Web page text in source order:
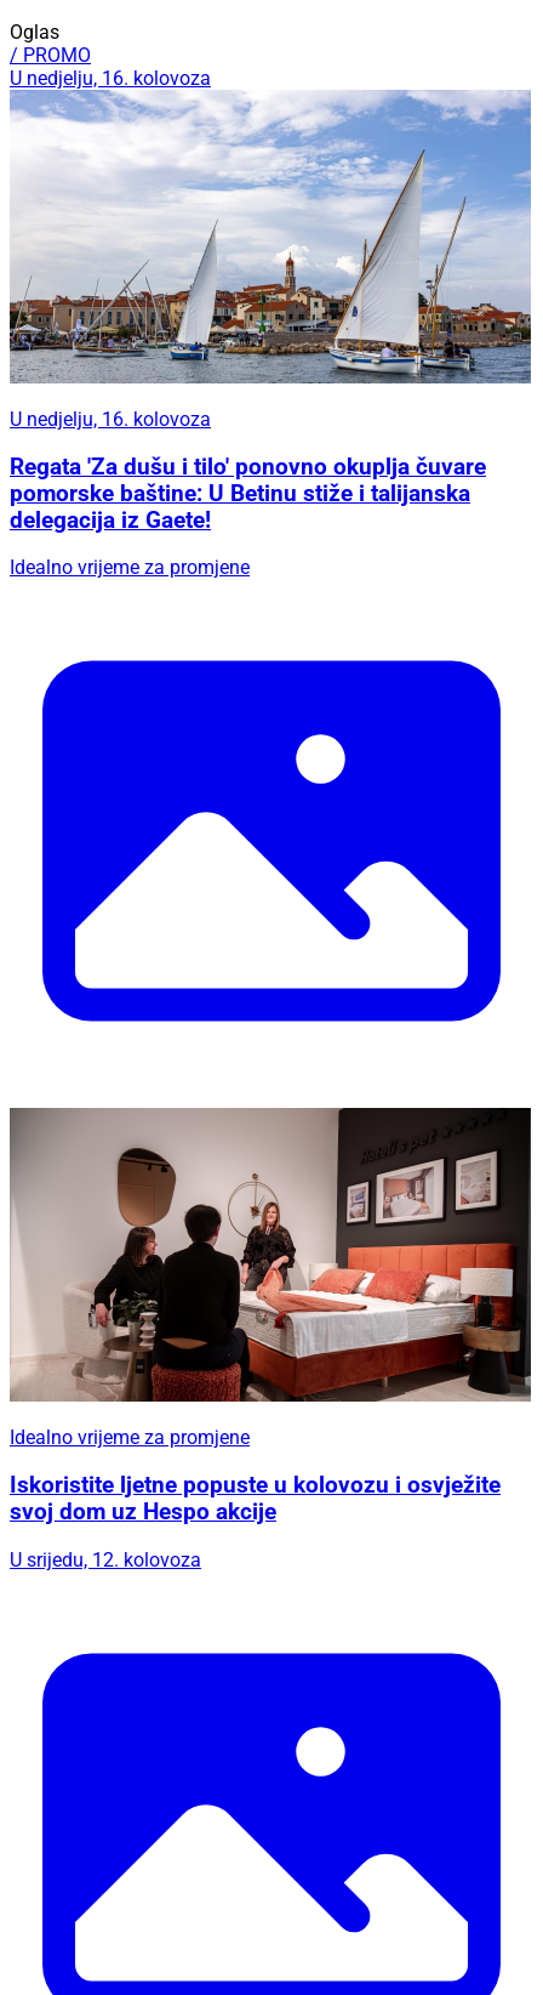
Oglas
/ PROMO
U nedjelju, 16. kolovoza
U nedjelju, 16. kolovoza
Regata 'Za dušu i tilo' ponovno okuplja čuvare
pomorske baštine: U Betinu stiže i talijanska
delegacija iz Gaete!
Idealno vrijeme za promjene
Idealno vrijeme za promjene
Iskoristite ljetne popuste u kolovozu i osvježite
svoj dom uz Hespo akcije
U srijedu, 12. kolovoza